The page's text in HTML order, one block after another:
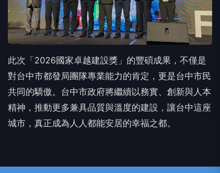
此次「2026國家卓越建設獎」的豐碩成果，不僅是
對台中市都發局團隊專業能力的肯定，更是台中市民
共同的驕傲。台中市政府將繼續以務實、創新與人本
精神，推動更多兼具品質與溫度的建設，讓台中這座
城市，真正成為人人都能安居的幸福之都。
父親節送健康更有感！LA NEW推出科技顯影健步